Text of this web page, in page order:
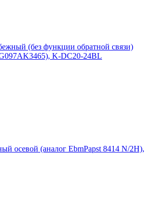
(без функции обратной связи)
K-DC20-24BL
осевой (аналог EbmPapst 8414 N/2H),